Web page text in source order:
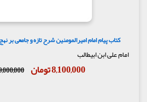
کتاب پیام امام امیرالمومنین شرح تازه و جامعی بر نهج
امام علی ابن ابیطالب
8,100,000 تومان 9,000,000